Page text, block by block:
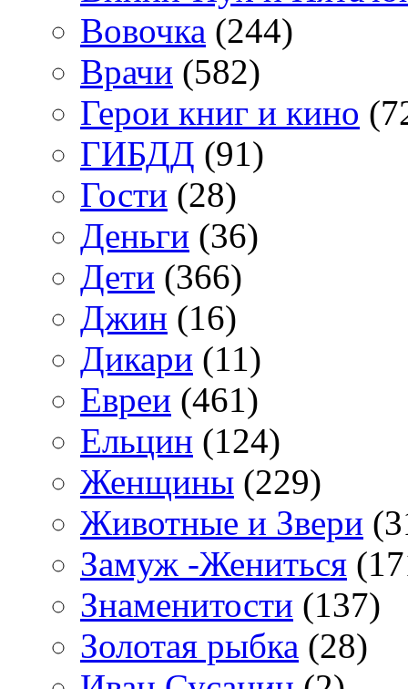
Вовочка (244)
Врачи (582)
Герои книг и кино
ГИБДД (91)
Гости (28)
Деньги (36)
Дети (366)
Джин (16)
Дикари (11)
Евреи (461)
Ельцин (124)
Женщины (229)
Животные и Звери
Замуж -Жениться
Знаменитости (137)
Золотая рыбка (28)